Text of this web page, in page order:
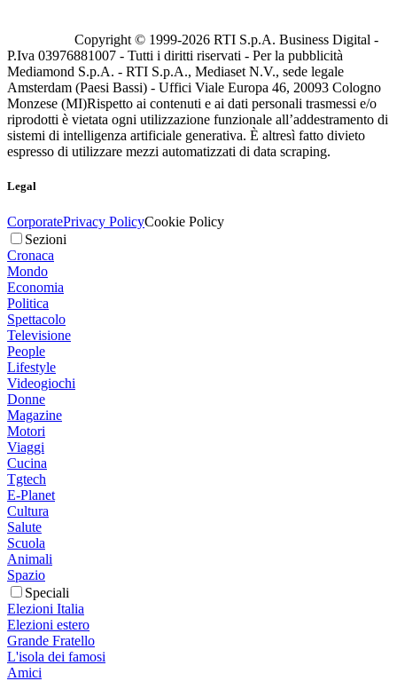
Copyright © 1999-2026 RTI S.p.A. Business Digital -
P.Iva 03976881007 - Tutti i diritti riservati - Per la pubblicità
Mediamond S.p.A. - RTI S.p.A., Mediaset N.V., sede legale
Amsterdam (Paesi Bassi) - Uffici Viale Europa 46, 20093 Cologno
Monzese (MI)Rispetto ai contenuti e ai dati personali trasmessi e/o
riprodotti è vietata ogni utilizzazione funzionale all’addestramento di
sistemi di intelligenza artificiale generativa. È altresì fatto divieto
espresso di utilizzare mezzi automatizzati di data scraping.
Legal
CorporatePrivacy PolicyCookie Policy
Sezioni
Cronaca
Mondo
Economia
Politica
Spettacolo
Televisione
People
Lifestyle
Videogiochi
Donne
Magazine
Motori
Viaggi
Cucina
Tgtech
E-Planet
Cultura
Salute
Scuola
Animali
Spazio
Speciali
Elezioni Italia
Elezioni estero
Grande Fratello
L'isola dei famosi
Amici